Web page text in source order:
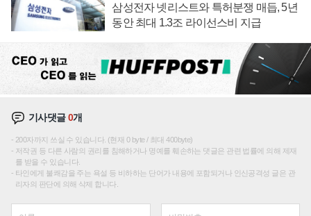
삼성전자 넷리스트와 특허분쟁 매듭, 5년
동안 최대 1.3조 라이선스비 지급
기사댓글0개
200자까지 쓰실 수 있습니다. (현재 0 byte / 최대 400byte)
저작권 등 다른 사람의 권리를 침해하거나 명예를 훼손하는 댓글은 관련 법률에 의해 제재
를 받을 수 있습니다.
타인에게 불쾌감을 주는 욕설 등 비하하는 단어가 내용에 포함되거나 인신공격성 글은 관
리자의 판단에 의해 삭제 합니다.